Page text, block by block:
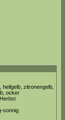
hellgelb, zitronengelb,
ocker
sonnig